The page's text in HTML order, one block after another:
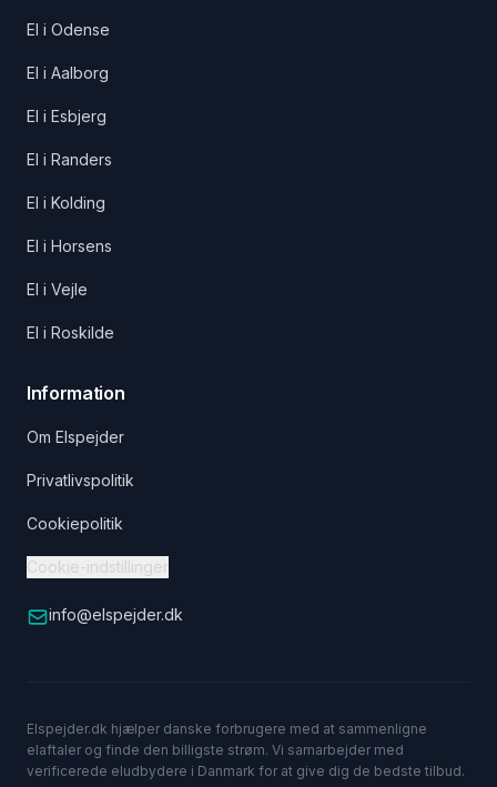
El i Odense
El i Aalborg
El i Esbjerg
El i Randers
El i Kolding
El i Horsens
El i Vejle
El i Roskilde
Information
Om Elspejder
Privatlivspolitik
Cookiepolitik
Cookie-indstillinger
info@elspejder.dk
Elspejder.dk hjælper danske forbrugere med at sammenligne
elaftaler og finde den billigste strøm. Vi samarbejder med
verificerede eludbydere i Danmark for at give dig de bedste tilbud.